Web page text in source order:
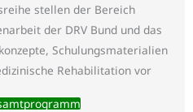
stellen der Bereich
der DRV Bund und das
Schulungsmaterialien
Rehabilitation vor